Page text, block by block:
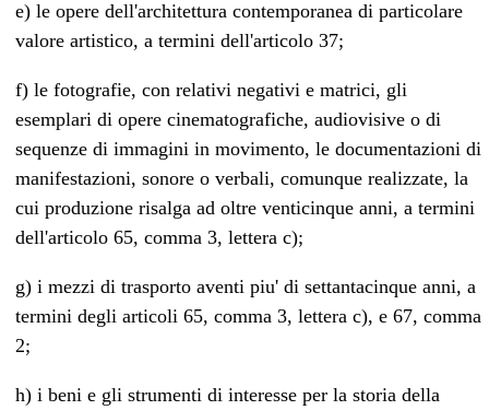
e) le opere dell'architettura contemporanea di particolare
valore artistico, a termini dell'articolo 37;
f) le fotografie, con relativi negativi e matrici, gli
esemplari di opere cinematografiche, audiovisive o di
sequenze di immagini in movimento, le documentazioni di
manifestazioni, sonore o verbali, comunque realizzate, la
cui produzione risalga ad oltre venticinque anni, a termini
dell'articolo 65, comma 3, lettera c);
g) i mezzi di trasporto aventi piu' di settantacinque anni, a
termini degli articoli 65, comma 3, lettera c), e 67, comma
2;
h) i beni e gli strumenti di interesse per la storia della